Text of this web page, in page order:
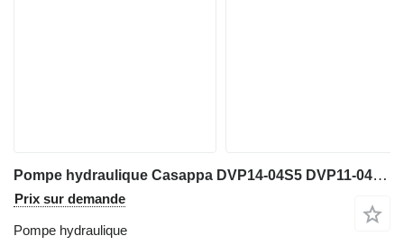
Pompe hydraulique Casappa DVP14-04S5 DVP11-04S5 1465494 2095419 146-5494 209-5419 pour mini-pelle Caterpillar 302.5 302.5C E302.5
Prix sur demande
Pompe hydraulique